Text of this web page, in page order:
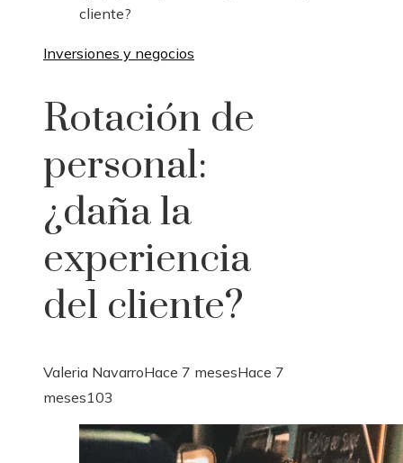
cliente?
Inversiones y negocios
Rotación de
personal:
¿daña la
experiencia
del cliente?
Valeria NavarroHace 7 mesesHace 7
meses103